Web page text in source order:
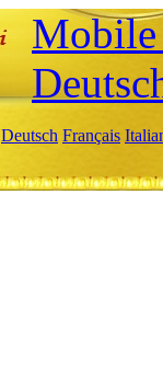
Deutsch Français